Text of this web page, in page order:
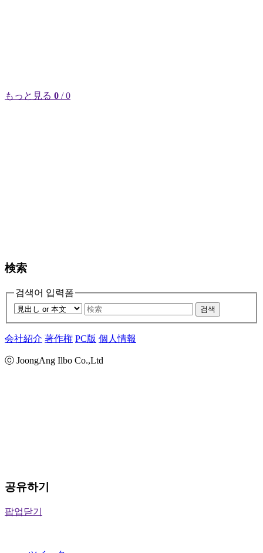
もっと見る 0 / 0
検索
검색어 입력폼
검색
会社紹介 著作権 PC版 個人情報
ⓒ JoongAng Ilbo Co.,Ltd
공유하기
팝업닫기